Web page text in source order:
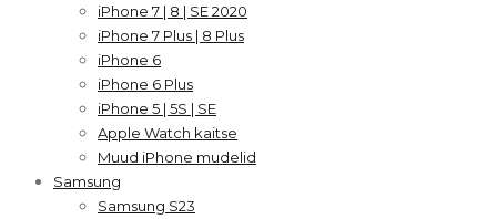
iPhone 7 | 8 | SE 2020
iPhone 7 Plus | 8 Plus
iPhone 6
iPhone 6 Plus
iPhone 5 | 5S | SE
Apple Watch kaitse
Muud iPhone mudelid
Samsung
Samsung S23